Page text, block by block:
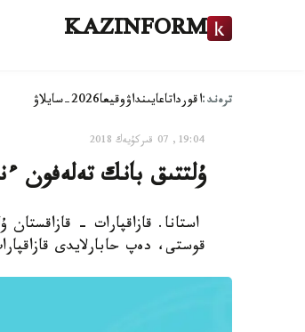
KAZINFORM
ترەند:اقورداتاعايىنداۋوقيعا2026-سايلاۋ
19:04, 07 قىركۇيەك 2018
ۇلتتىق بانك تەلەفون
استانا. قازاقپارات -
قوستى، دەپ حابارلايدى